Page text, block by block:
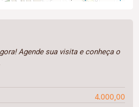
Agende sua visita e conheça o
4.000,00